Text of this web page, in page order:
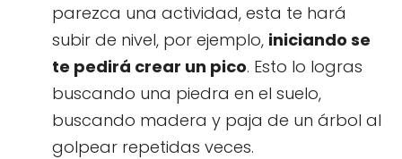
parezca una actividad, esta te hará
subir de nivel, por ejemplo, iniciando se
te pedirá crear un pico. Esto lo logras
buscando una piedra en el suelo,
buscando madera y paja de un árbol al
golpear repetidas veces.